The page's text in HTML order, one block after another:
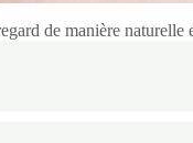
de manière naturelle